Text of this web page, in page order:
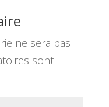
ne sera pas
sont